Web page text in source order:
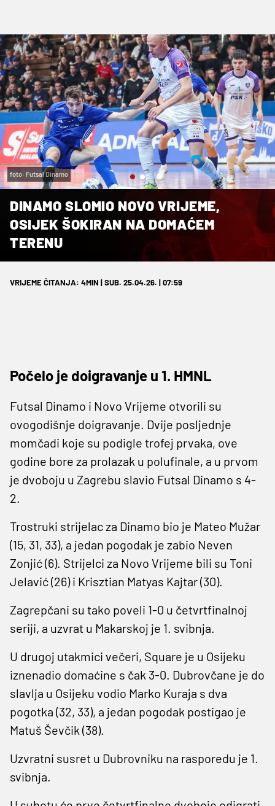
foto: Futsal Dinamo
DINAMO SLOMIO NOVO VRIJEME,
OSIJEK ŠOKIRAN NA DOMAĆEM
TERENU
VRIJEME ČITANJA: 4MIN | SUB. 25.04.26. | 07:59
Počelo je doigravanje u 1. HMNL
Futsal Dinamo i Novo Vrijeme otvorili su
ovogodišnje doigravanje. Dvije posljednje
momčadi koje su podigle trofej prvaka, ove
godine bore za prolazak u polufinale, a u prvom
je dvoboju u Zagrebu slavio Futsal Dinamo s 4-
2.
Trostruki strijelac za Dinamo bio je Mateo Mužar
(15, 31, 33), a jedan pogodak je zabio Neven
Zonjić (6). Strijelci za Novo Vrijeme bili su Toni
Jelavić (26) i Krisztian Matyas Kajtar (30).
Zagrepčani su tako poveli 1-0 u četvrtfinalnoj
seriji, a uzvrat u Makarskoj je 1. svibnja.
U drugoj utakmici večeri, Square je u Osijeku
iznenadio domaćine s čak 3-0. Dubrovčane je do
slavlja u Osijeku vodio Marko Kuraja s dva
pogotka (32, 33), a jedan pogodak postigao je
Matuš Ševčik (38).
Uzvratni susret u Dubrovniku na rasporedu je 1.
svibnja.